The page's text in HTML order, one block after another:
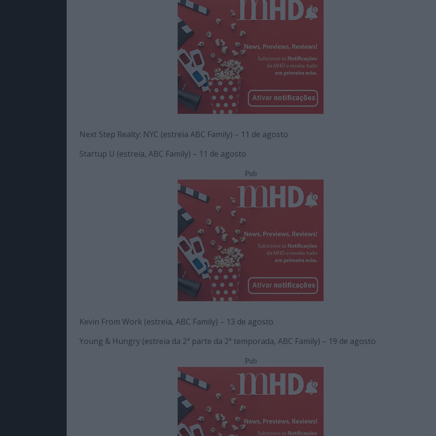
Next Step Realty: NYC (estreia ABC Family) – 11 de agosto
Startup U (estreia, ABC Family) – 11 de agosto
Pub
Kevin From Work (estreia, ABC Family) – 13 de agosto
Young & Hungry (estreia da 2ª parte da 2ª temporada, ABC Family) – 19 de agosto
Pub